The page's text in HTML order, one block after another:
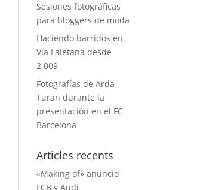
Sesiones fotográficas
para bloggers de moda
Haciendo barridos en
Via Laietana desde
2.009
Fotografías de Arda
Turan durante la
presentación en el FC
Barcelona
Articles recents
«Making of» anuncio
FCB y Audi